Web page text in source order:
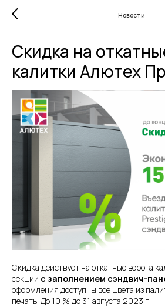
Новости
Скидка на
калитки Алютех
Скидка действует на откатные ворота
секции с заполнением сэндвич-
оформления доступны все цвета из
печать. До 10 % до 31 августа 2023 г